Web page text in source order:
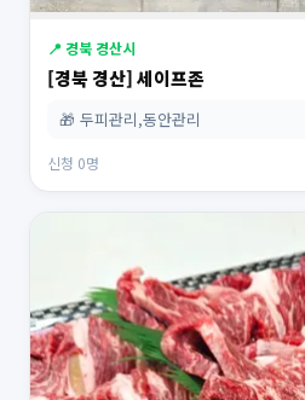
📍 경북 경산시
[경북 경산] 세이프존
🎁 두피관리,동안관리
신청 0명